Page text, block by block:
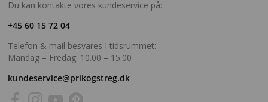
Du kan kontakte vores kundeservice på:
+45 60 15 72 04
Telefon & mail besvares I tidsrummet:
Mandag – Fredag: 10.00 – 15.00
kundeservice@prikogstreg.dk